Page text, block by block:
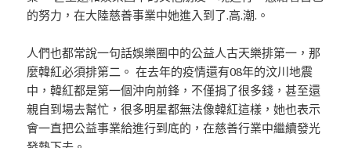
的努力，在大陸慈善事業中她進入到了.高.潮.。
人們也都常說一句話娛樂圈中的公益人古天樂排第一，那
麼韓紅必須排第二。 在去年的疫情還有08年的汶川地震
中，韓紅都是第一個沖向前鋒，不僅捐了很多錢，甚至還
親自到場去幫忙，很多明星都無法像韓紅這樣，她也表示
會一直把公益事業給進行到底的，在慈善行業中繼續發光